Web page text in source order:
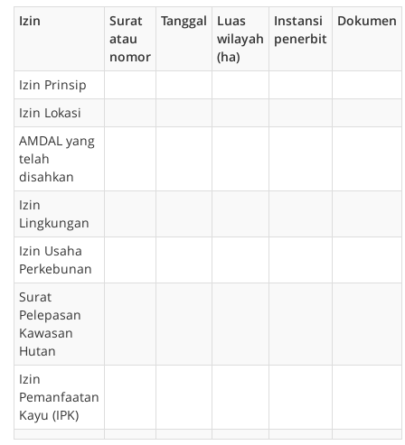
Izin
Surat
atau
nomor
Tanggal
Luas
wilayah
(ha)
Instansi
penerbit
Dokumen
Izin Prinsip
Izin Lokasi
AMDAL yang
telah
disahkan
Izin
Lingkungan
Izin Usaha
Perkebunan
Surat
Pelepasan
Kawasan
Hutan
Izin
Pemanfaatan
Kayu (IPK)